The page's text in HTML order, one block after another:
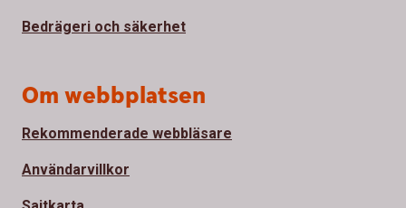
Bedrägeri och säkerhet
Om webbplatsen
Rekommenderade webbläsare
Användarvillkor